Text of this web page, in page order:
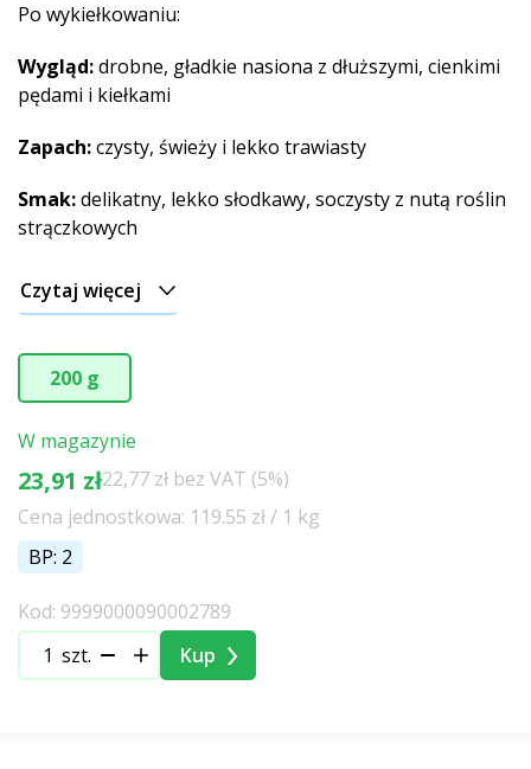
Po wykiełkowaniu:
Wygląd:drobne, gładkie nasiona z dłuższymi, cienkimi
pędami i kiełkami
Zapach:czysty, świeży i lekko trawiasty
Smak:delikatny, lekko słodkawy, soczysty z nutą roślin
strączkowych
Czytaj więcej
200 g
W magazynie
23,91 zł22,77 zł bez VAT (5%)
Cena jednostkowa: 119.55 zł / 1 kg
BP: 2
Kod: 9999000090002789
szt.
Kup